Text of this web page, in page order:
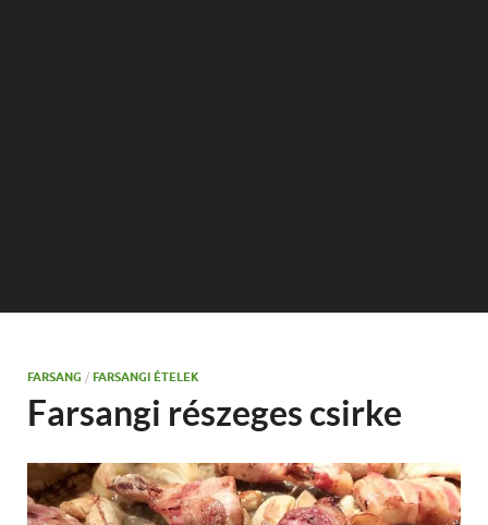
FARSANG / FARSANGI ÉTELEK
Farsangi részeges csirke